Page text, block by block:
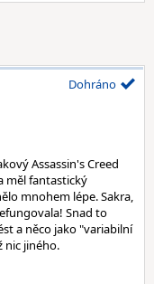
Dohráno
Assassin's Creed
měl fantastický
mnohem lépe. Sakra,
Snad to
a něco jako "variabilní
nic jiného.